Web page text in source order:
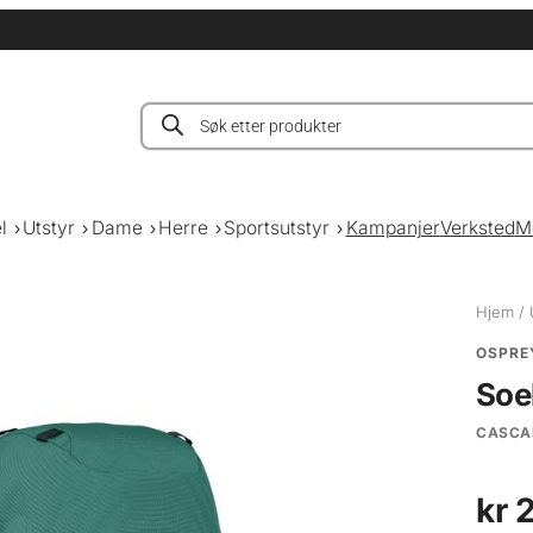
Products
search
Utstyr Dame Herre Sportsutstyr KampanjerVerksted
Hjem /
kr